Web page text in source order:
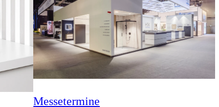
Messetermine